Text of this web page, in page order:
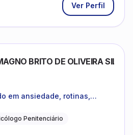
Ver Perfil
BRITO DE OLIVEIRA SILVA
em ansiedade, rotinas,
comportamentais.
Penitenciário